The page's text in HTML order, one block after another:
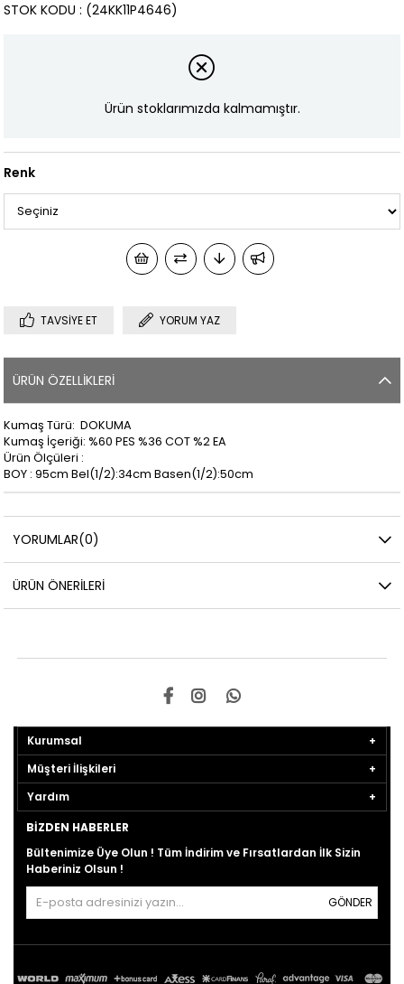
(24KK11P4646)
STOK KODU
Ürün stoklarımızda kalmamıştır.
Renk
TAVSIYE ET YORUM YAZ
ÜRÜN ÖZELLIKLERI
Kumaş Türü: DOKUMA
Kumaş İçeriği: %60 PES %36 COT %2 EA
Ürün Ölçüleri :
BOY : 95cm Bel(1/2):34cm Basen(1/2):50cm
YORUMLAR(0)
ÜRÜN ÖNERILERI
Kurumsal
Müşteri İlişkileri
Yardım
BIZDEN HABERLER
Bültenimize Üye Olun ! Tüm İndirim ve Fırsatlardan İlk Sizin
Haberiniz Olsun !
GÖNDER